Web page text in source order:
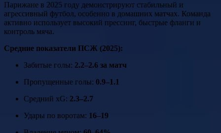
Парижане в 2025 году демонстрируют стабильный и
агрессивный футбол, особенно в домашних матчах. Команда
активно использует высокий прессинг, быстрые фланги и
контроль мяча.
Средние показатели ПСЖ (2025):
Забитые голы: 2.2–2.6 за матч
Пропущенные голы: 0.9–1.1
Средний xG: 2.3–2.7
Удары по воротам: 16–19